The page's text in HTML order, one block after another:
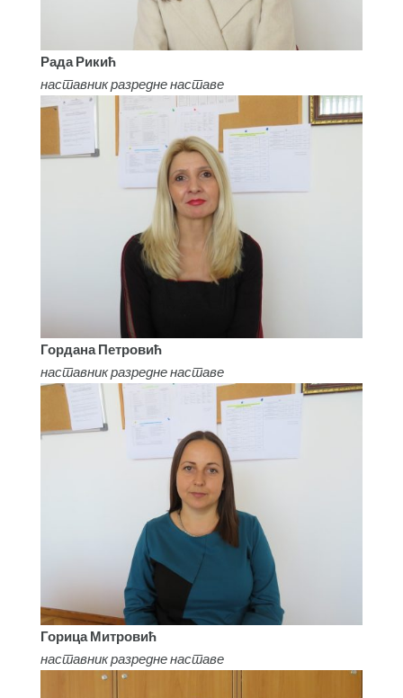
Рада Рикић
наставник разредне наставе
Гордана Петровић
наставник разредне наставе
Горица Митровић
наставник разредне наставе